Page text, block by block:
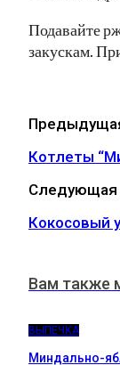
Подавайте
закускам.
Котлеты
Следующая
Кокосовый
Вам также
ВЫПЕЧКА
Миндально-